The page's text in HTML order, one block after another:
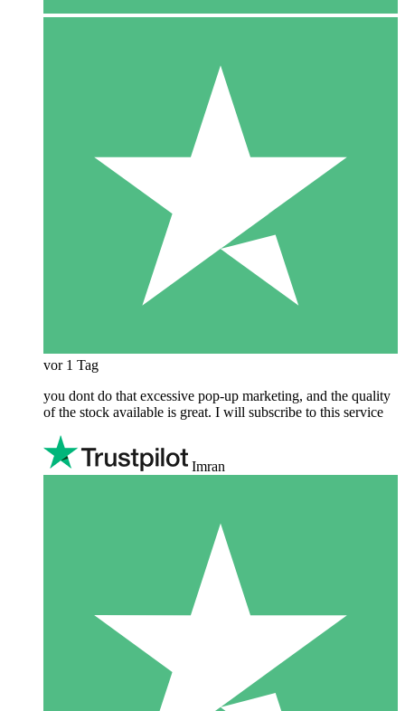
vor 1 Tag
you dont do that excessive pop-up marketing, and the quality
of the stock available is great. I will subscribe to this service
Imran